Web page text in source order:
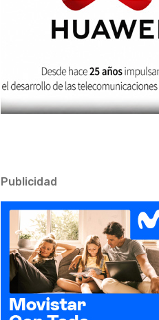
Publicidad